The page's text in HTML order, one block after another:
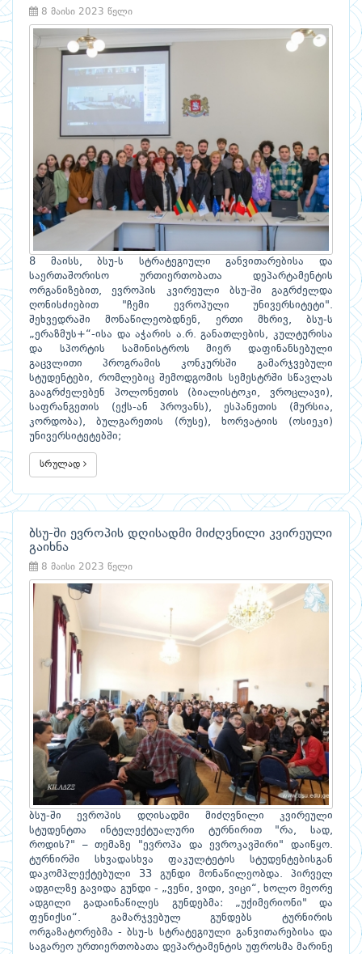
8 მაისი 2023 წელი
8 მაისს, ბსუ-ს სტრატეგიული განვითარებისა და
საერთაშორისო ურთიერთობათა დეპარტამენტის
ორგანიზებით, ევროპის კვირეული ბსუ-ში გაგრძელდა
ღონისძიებით "ჩემი ევროპული უნივერსიტეტი".
შეხვედრაში მონაწილეობდნენ, ერთი მხრივ, ბსუ-ს
„ერაზმუს+“-ისა და აჭარის ა.რ. განათლების, კულტურისა
და სპორტის სამინისტროს მიერ დაფინანსებული
გაცვლითი პროგრამის კონკურსში გამარჯვებული
სტუდენტები, რომლებიც შემოდგომის სემესტრში სწავლას
გააგრძელებენ პოლონეთის (ბიალისტოკი, ვროცლავი),
საფრანგეთის (ექს-ან პროვანს), ესპანეთის (მურსია,
კორდობა), ბულგარეთის (რუსე), ხორვატიის (ოსიეკი)
უნივერსიტეტებში;
სრულად
ბსუ-ში ევროპის დღისადმი მიძღვნილი კვირეული
გაიხნა
8 მაისი 2023 წელი
ბსუ-ში ევროპის დღისადმი მიძღვნილი კვირეული
სტუდენტთა ინტელექტუალური ტურნირით "რა, სად,
როდის?" – თემაზე "ევროპა და ევროკავშირი" დაიწყო.
ტურნირში სხვადასხვა ფაკულტეტის სტუდენტებისგან
დაკომპლექტებული 33 გუნდი მონაწილეობდა. პირველ
ადგილზე გავიდა გუნდი - „ვენი, ვიდი, ვიცი“, ხოლო მეორე
ადგილი გადაინაწილეს გუნდებმა: „უქიმერიონი" და
ფენიქსი“. გამარჯვებულ გუნდებს ტურნირის
ორგაზატორებმა - ბსუ-ს სტრატეგიული განვითარებისა და
საგარეო ურთიერთობათა დეპარტამენტის უფროსმა მარინე